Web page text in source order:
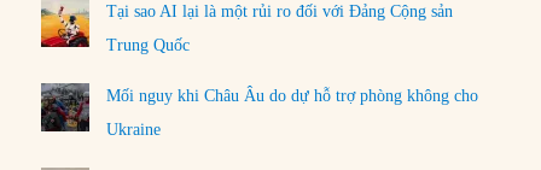
Tại sao AI lại là một rủi ro đối với Đảng Cộng sản
Trung Quốc
Mối nguy khi Châu Âu do dự hỗ trợ phòng không cho
Ukraine